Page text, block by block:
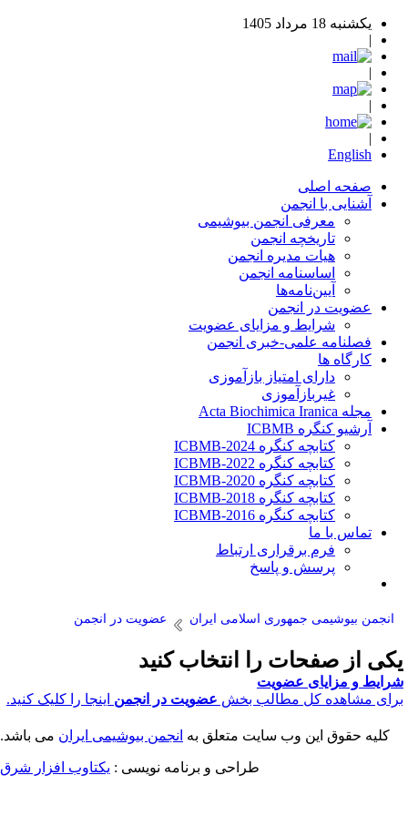
یکشنبه 18 مرداد 1405
English
صفحه اصلی
آشنایی با انجمن
معرفی انجمن بیوشیمی
تاریخچه انجمن
هیات مدیره انجمن
اساسنامه‌ انجمن
آیین‌نامه‌ها
عضویت در انجمن
شرایط و مزایای عضویت
فصلنامه علمی-خبری انجمن
کارگاه ها
دارای امتیاز بازآموزی
غیربازآموزی
مجله Acta Biochimica Iranica
آرشیو کنگره ICBMB
کتابچه کنگره ICBMB-2024
کتابچه کنگره ICBMB-2022
کتابچه کنگره ICBMB-2020
کتابچه کنگره ICBMB-2018
کتابچه کنگره ICBMB-2016
تماس با ما
فرم برقراری ارتباط
پرسش و پاسخ
انجمن بیوشیمی جمهوری اسلامی ایران عضویت در انجمن
از صفحات را انتخاب کنید
و مزایای عضویت
مشاهده کل مطالب بخش عضویت در انجمناینجا را کلیک کنید.
کلیه حقوق این وب سایت متعلق بهانجمن بیوشیمی ایرانمی باشد.
طراحی و برنامه نویسی : یکتاوب افزار شرق